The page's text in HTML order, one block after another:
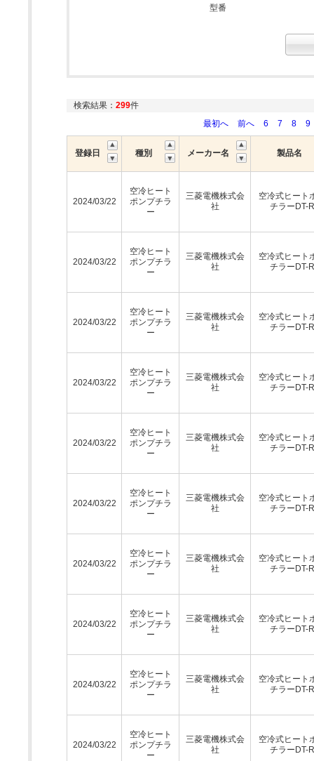
型番
検索結果： 299件
最初へ
前へ 6 7 8 9
登録日 種別 メーカー名 製品名
2024/03/22
空冷ヒート
ポンプチラ
ー
三菱電機株式会
社
空冷式ヒート
チラーDT-
2024/03/22
空冷ヒート
ポンプチラ
ー
三菱電機株式会
社
空冷式ヒート
チラーDT-
2024/03/22
空冷ヒート
ポンプチラ
ー
三菱電機株式会
社
空冷式ヒート
チラーDT-
2024/03/22
空冷ヒート
ポンプチラ
ー
三菱電機株式会
社
空冷式ヒート
チラーDT-
2024/03/22
空冷ヒート
ポンプチラ
ー
三菱電機株式会
社
空冷式ヒート
チラーDT-
2024/03/22
空冷ヒート
ポンプチラ
ー
三菱電機株式会
社
空冷式ヒート
チラーDT-
2024/03/22
空冷ヒート
ポンプチラ
ー
三菱電機株式会
社
空冷式ヒート
チラーDT-
2024/03/22
空冷ヒート
ポンプチラ
ー
三菱電機株式会
社
空冷式ヒート
チラーDT-
2024/03/22
空冷ヒート
ポンプチラ
ー
三菱電機株式会
社
空冷式ヒート
チラーDT-
2024/03/22
空冷ヒート
ポンプチラ
ー
三菱電機株式会
社
空冷式ヒート
チラーDT-